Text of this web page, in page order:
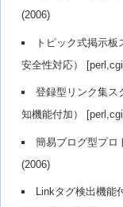
(2006)
トピック式掲示
安全性対応）
登録型リンク集ス
知機能付加）
簡易ブログ型プロ
(2006)
Linkタグ検出機能